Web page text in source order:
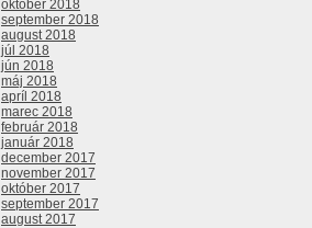
október 2018
september 2018
august 2018
júl 2018
jún 2018
máj 2018
apríl 2018
marec 2018
február 2018
január 2018
december 2017
november 2017
október 2017
september 2017
august 2017